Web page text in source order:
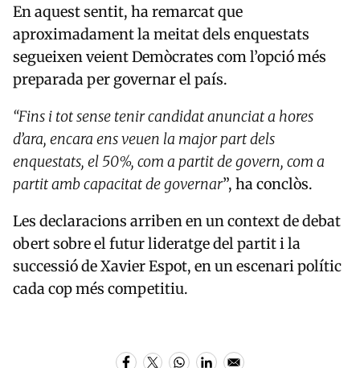
En aquest sentit, ha remarcat que
aproximadament la meitat dels enquestats
segueixen veient Demòcrates com l’opció més
preparada per governar el país.
“Fins i tot sense tenir candidat anunciat a hores
d’ara, encara ens veuen la major part dels
enquestats, el 50%, com a partit de govern, com a
partit amb capacitat de governar”, ha conclòs.
Les declaracions arriben en un context de debat
obert sobre el futur lideratge del partit i la
successió deXavier Espot, en un escenari polític
cada cop més competitiu.